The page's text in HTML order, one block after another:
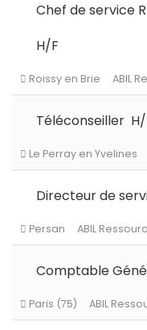
Levallois-Perret
Paris (75) ABIL
Palaiseau ABIL
Chef de service
H/F
Téléconseiller H/
Directeur de
Comptable